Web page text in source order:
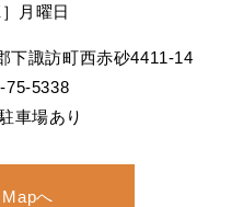
月曜日
諏訪町西赤砂4411-14
75-5338
車場あり
へ